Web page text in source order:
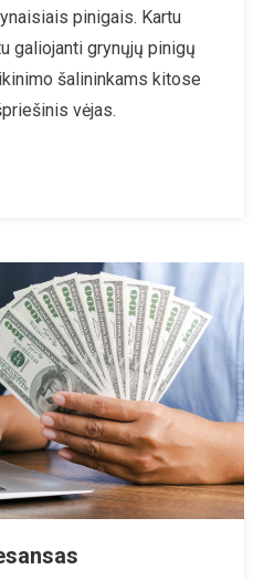
Konstituciją
Įtraukė
pinigais. Kartu
galiojanti grynųjų pinigų
šalininkams kitose
vėjas.